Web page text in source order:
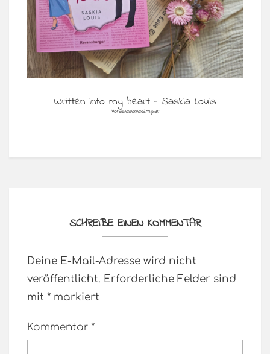
Written into my heart – Saskia Louis
Vorablesenexemplar
SCHREIBE EINEN KOMMENTAR
Deine E-Mail-Adresse wird nicht
veröffentlicht. Erforderliche Felder sind
mit * markiert
Kommentar *